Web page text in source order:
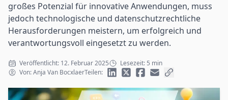
großes Potenzial für innovative Anwendungen, muss
jedoch technologische und datenschutzrechtliche
Herausforderungen meistern, um erfolgreich und
verantwortungsvoll eingesetzt zu werden.
Veröffentlicht: 12. Februar 2025
Lesezeit: 5 min
Von: Anja Van BocxlaerTeilen: